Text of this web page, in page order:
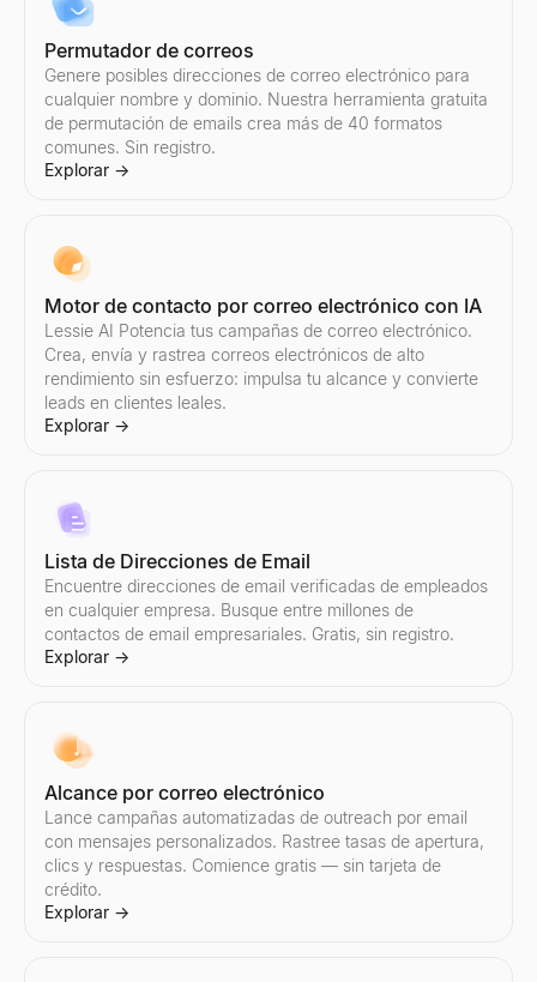
Permutador de correos
Genere posibles direcciones de correo electrónico para
cualquier nombre y dominio. Nuestra herramienta gratuita
de permutación de emails crea más de 40 formatos
comunes. Sin registro.
Explorar →
Motor de contacto por correo electrónico con IA
Lessie AI Potencia tus campañas de correo electrónico.
Crea, envía y rastrea correos electrónicos de alto
rendimiento sin esfuerzo: impulsa tu alcance y convierte
leads en clientes leales.
Explorar →
Lista de Direcciones de Email
Encuentre direcciones de email verificadas de empleados
en cualquier empresa. Busque entre millones de
contactos de email empresariales. Gratis, sin registro.
Explorar →
Alcance por correo electrónico
Lance campañas automatizadas de outreach por email
con mensajes personalizados. Rastree tasas de apertura,
clics y respuestas. Comience gratis — sin tarjeta de
crédito.
Explorar →